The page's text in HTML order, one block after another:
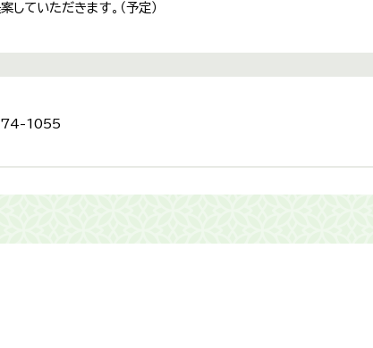
ていただきます。（予定）
1055